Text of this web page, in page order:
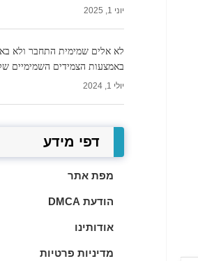
יוני 1, 2025
לא אלים שמימית התחבר ולא
באמצעות הצמידים השמימיים
יולי 1, 2024
דפי מידע
מפת אתר
הודעת DMCA
אודותינו
מדיניות פרטיות